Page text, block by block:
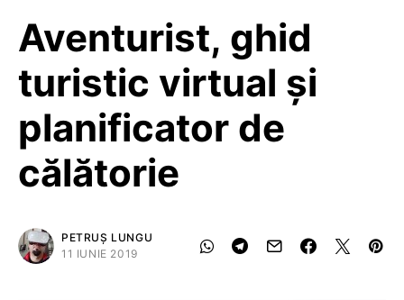
Aventurist, ghid
turistic virtual și
planificator de
călătorie
PETRUȘ LUNGU
11 IUNIE 2019